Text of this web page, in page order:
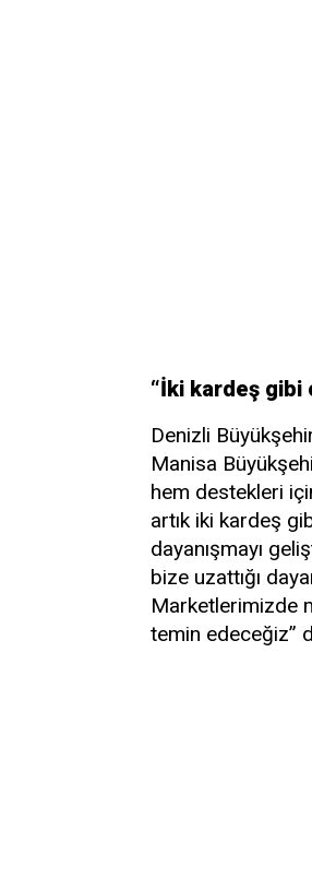
“İki kardeş gibi
Denizli
Manisa
hem destekleri
artık iki kardeş
dayanışmayı
bize uzattığı
Marketlerimizde
temin edeceğiz”